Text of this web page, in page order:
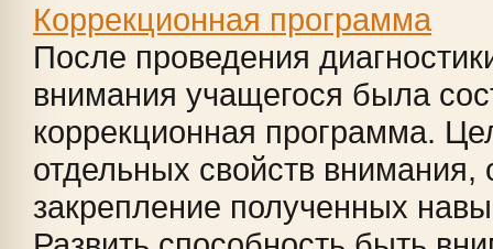
Коррекционная программа
После проведения
внимания учащегося была
коррекционная программа.
отдельных свойств внимания,
закрепление полученных